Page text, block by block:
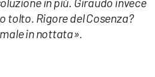
tolto. Rigore del Cosenza?
in nottata».